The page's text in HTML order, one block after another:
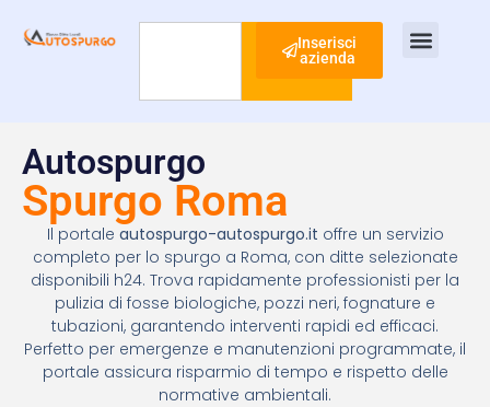
Cerca
Inserisci
azienda
Autospurgo
Spurgo Roma
Il portale autospurgo-autospurgo.it offre un servizio
completo per lo spurgo a Roma, con ditte selezionate
disponibili h24. Trova rapidamente professionisti per la
pulizia di fosse biologiche, pozzi neri, fognature e
tubazioni, garantendo interventi rapidi ed efficaci.
Perfetto per emergenze e manutenzioni programmate, il
portale assicura risparmio di tempo e rispetto delle
normative ambientali.